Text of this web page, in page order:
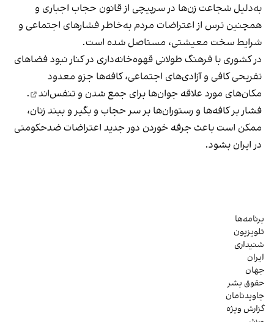
به‌دلیل شجاعت زن‌ها در سرپیچی از قانون حجاب اجباری و
همچنین ترس از اعتراضات مردم به‌خاطر فشارهای اجتماعی و
شرایط سخت معیشتی، مستاصل شده است.
در کشوری با فرهنگ طولانی قهوه‌‌خانه‌داری در کنار نبود فضاهای
تفریحی کافی و آزادی‌های اجتماعی، کافه‌ها جزو معدود
مکان‌های مورد علاقه جوان‌ها برای جمع شدن و تنفس‌اند
.
فشار بر کافه‌ها و رستوران‌ها بر سر حجاب و بگیر و ببند زنان،
ممکن است باعث جرقه خوردن دور جدید اعتراضات ضدحکومتی
در ایران بشود.
برنامه‌ها
تلویزیون
شنیداری
ایران
جهان
حقوق بشر
جاویدنامان
گزارش ویژه